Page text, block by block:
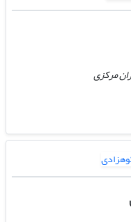
مرکزی